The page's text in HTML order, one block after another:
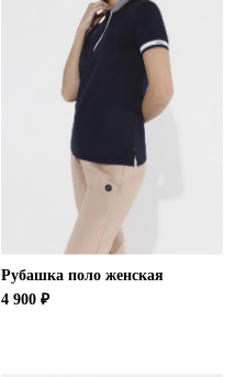
Рубашка поло женская
4 900 ₽